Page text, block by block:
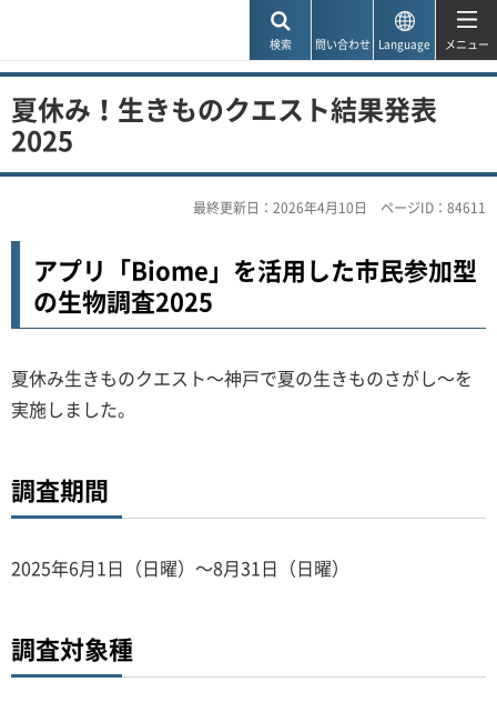
検索 問い合わせ Language メニュー
夏休み！生きものクエスト結果発表
2025
最終更新日：2026年4月10日 ページID：84611
アプリ「Biome」を活用した市民参加型
の生物調査2025
夏休み生きものクエスト～神戸で夏の生きものさがし～を
実施しました。
調査期間
2025年6月1日（日曜）～8月31日（日曜）
調査対象種